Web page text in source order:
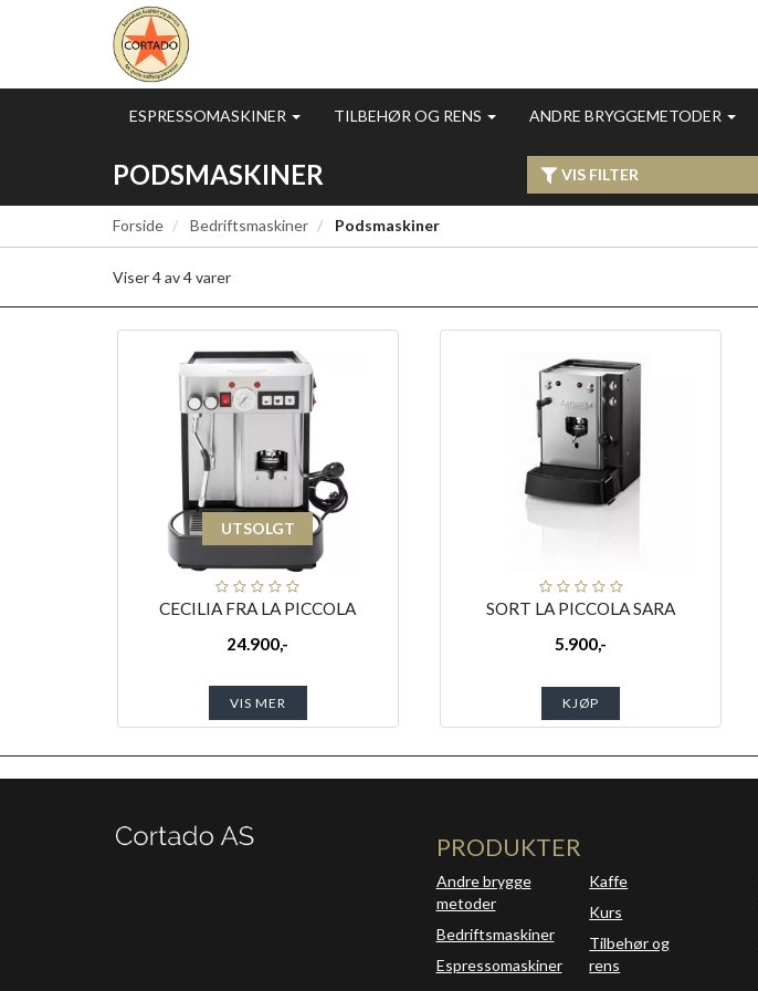
ESPRESSOMASKINER TILBEHØR OG RENS ANDRE BRYGGEMETODER
PODSMASKINER VIS FILTER
Forside Bedriftsmaskiner Podsmaskiner
Viser4av4varer
UTSOLGT
CECILIA FRA LA PICCOLA
24.900,-
VIS MER
SORT LA PICCOLA SARA
5.900,-
KJØP
PRODUKTER
Andre brygge
metoder
Bedriftsmaskiner
Espressomaskiner
Kaffe
Kurs
Tilbehør og
rens